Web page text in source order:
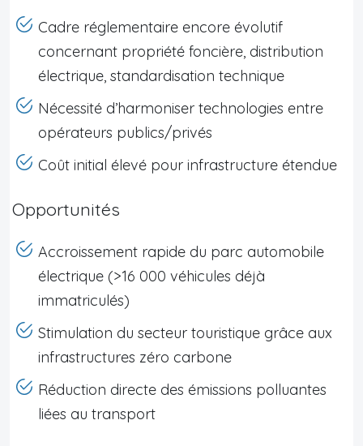
Cadre réglementaire encore évolutif
concernant propriété foncière, distribution
électrique, standardisation technique
Nécessité d’harmoniser technologies entre
opérateurs publics/privés
Coût initial élevé pour infrastructure étendue
Opportunités
Accroissement rapide du parc automobile
électrique (>16 000 véhicules déjà
immatriculés)
Stimulation du secteur touristique grâce aux
infrastructures zéro carbone
Réduction directe des émissions polluantes
liées au transport